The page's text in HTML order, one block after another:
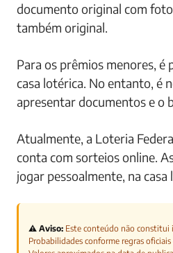
documento original com
também original.
Para os prêmios menores, é
casa lotérica. No entanto, é
apresentar documentos e o
Atualmente, a Loteria
conta com sorteios online.
jogar pessoalmente, na casa
⚠️ Aviso: Este conteúdo não constitui
Probabilidades conforme regras oficiais